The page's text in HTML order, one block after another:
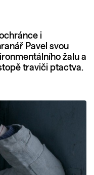
i
Pavel svou
žalu a
traviči ptactva.